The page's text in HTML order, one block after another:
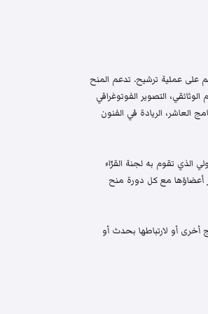
على عملية ترشيح. تدعم المنح
الوثائقي، التصوير الفوتوغرافي
العاشر، الريادة في الفنون
الأولي الذي تقوم به لجنة القرّاء
أعضاؤها مع كل دورة منح
أخرى أو لارتباطها بحدث أو